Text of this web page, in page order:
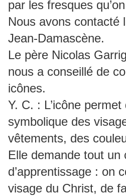
par les fresques
Nous avons contacté
Jean-Damascène.
Le père Nicolas
nous a conseillé de
icônes.
Y. C. : L’icône permet
symbolique des
vêtements, des
Elle demande tout un
d’apprentissage : on
visage du Christ, de